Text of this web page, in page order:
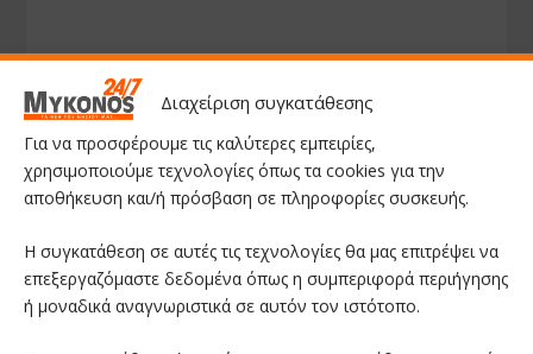
Διαχείριση συγκατάθεσης
Για να προσφέρουμε τις καλύτερες εμπειρίες,
χρησιμοποιούμε τεχνολογίες όπως τα cookies για την
αποθήκευση και/ή πρόσβαση σε πληροφορίες συσκευής.
Η συγκατάθεση σε αυτές τις τεχνολογίες θα μας επιτρέψει να
επεξεργαζόμαστε δεδομένα όπως η συμπεριφορά περιήγησης
ή μοναδικά αναγνωριστικά σε αυτόν τον ιστότοπο.